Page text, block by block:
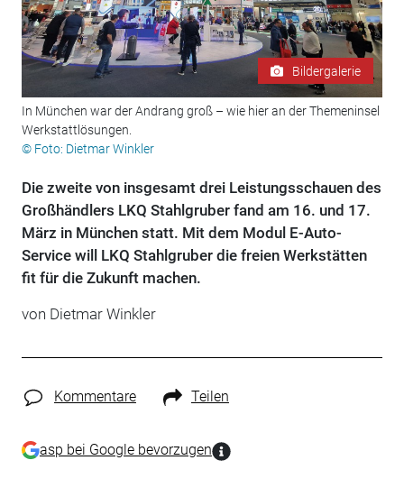
Bildergalerie
In München war der Andrang groß – wie hier an der Themeninsel
Werkstattlösungen.
© Foto: Dietmar Winkler
Die zweite von insgesamt drei Leistungsschauen des
Großhändlers LKQ Stahlgruber fand am 16. und 17.
März in München statt. Mit dem Modul E-Auto-
Service will LKQ Stahlgruber die freien Werkstätten
fit für die Zukunft machen.
von Dietmar Winkler
Kommentare Teilen
asp bei Google bevorzugen